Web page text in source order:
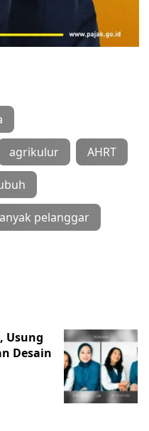
agrikulur AHRT
pelanggar
Usung
Desain